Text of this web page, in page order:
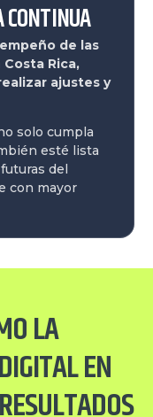
CONTINUA
de las
Rica,
ajustes y
solo cumpla
esté lista
del
con mayor
LA
EN